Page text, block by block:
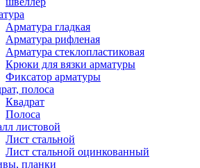
Арматура гладкая
Арматура рифленая
Арматура стеклопластиковая
Крюки для вязки арматуры
Фиксатор арматуры
полоса
Квадрат
Полоса
листовой
Лист стальной
Лист стальной оцинкованный
планки